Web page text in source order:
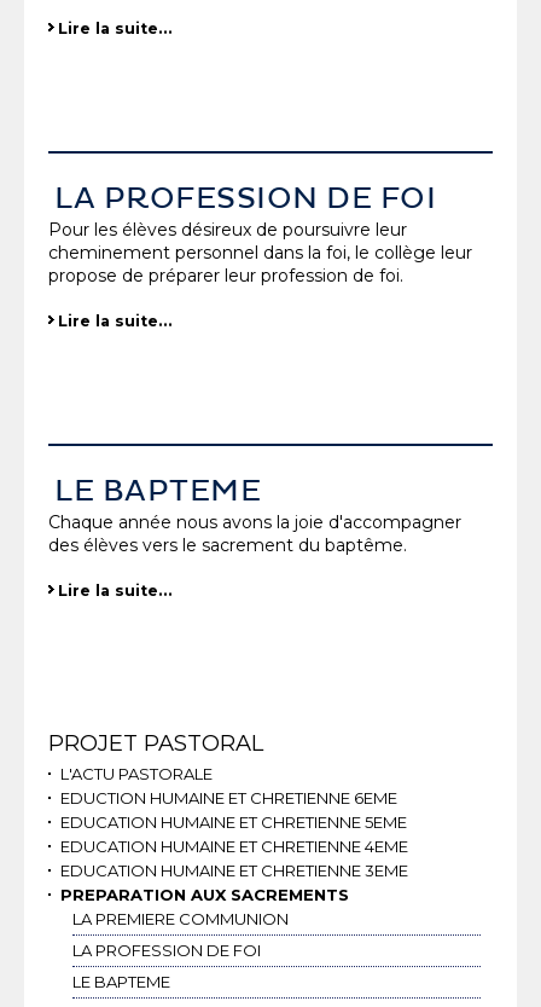
Lire la suite…
LA PROFESSION DE FOI
Pour les élèves désireux de poursuivre leur
cheminement personnel dans la foi, le collège leur
propose de préparer leur profession de foi.
Lire la suite…
LE BAPTEME
Chaque année nous avons la joie d'accompagner
des élèves vers le sacrement du baptême.
Lire la suite…
Navigation
PROJET PASTORAL
L'ACTU PASTORALE
EDUCTION HUMAINE ET CHRETIENNE 6EME
EDUCATION HUMAINE ET CHRETIENNE 5EME
EDUCATION HUMAINE ET CHRETIENNE 4EME
EDUCATION HUMAINE ET CHRETIENNE 3EME
PREPARATION AUX SACREMENTS
LA PREMIERE COMMUNION
LA PROFESSION DE FOI
LE BAPTEME